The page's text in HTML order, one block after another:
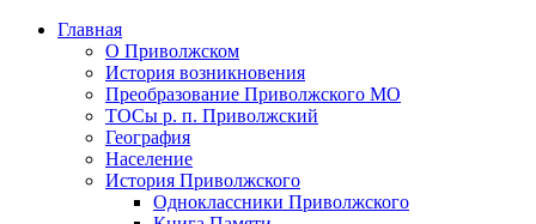
Главная
О Приволжском
История возникновения
Преобразование Приволжского МО
ТОСы р. п. Приволжский
География
Население
История Приволжского
Одноклассники Приволжского